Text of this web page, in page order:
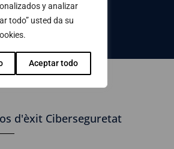
y analizar
todo” usted da su
Aceptar todo
d'èxit Ciberseguretat